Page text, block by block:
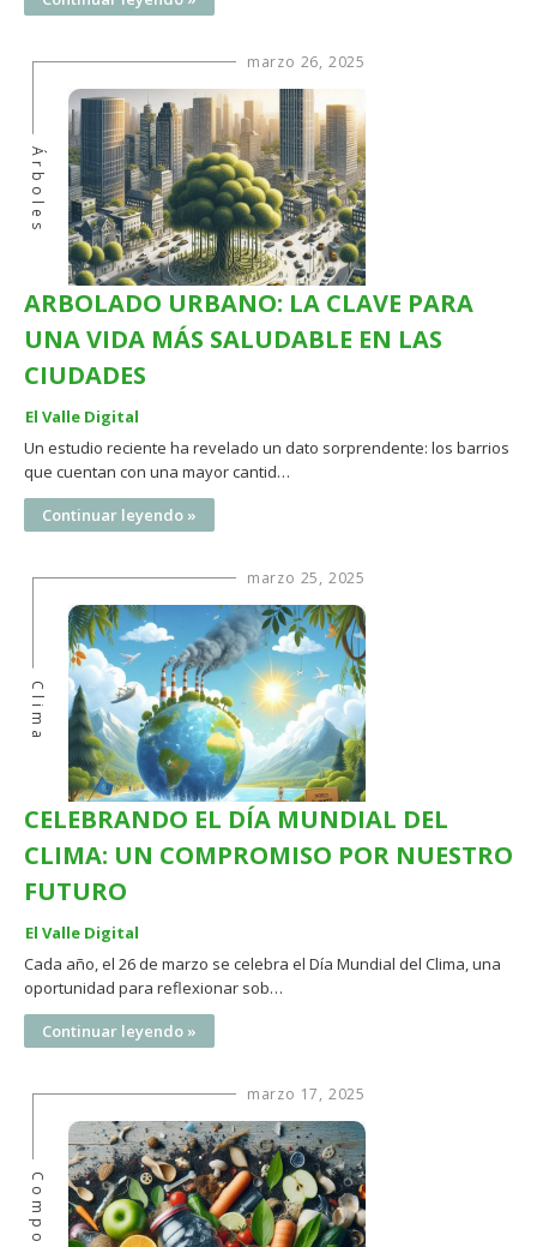
marzo 26, 2025
Árboles
ARBOLADO URBANO: LA CLAVE PARA
UNA VIDA MÁS SALUDABLE EN LAS
CIUDADES
El Valle Digital
Un estudio reciente ha revelado un dato sorprendente: los barrios
que cuentan con una mayor cantid…
Continuar leyendo »
marzo 25, 2025
Clima
CELEBRANDO EL DÍA MUNDIAL DEL
CLIMA: UN COMPROMISO POR NUESTRO
FUTURO
El Valle Digital
Cada año, el 26 de marzo se celebra el Día Mundial del Clima, una
oportunidad para reflexionar sob…
Continuar leyendo »
marzo 17, 2025
Compost